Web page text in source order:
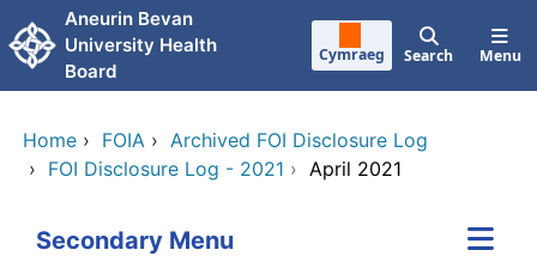
Skip to main content
Aneurin Bevan
University Health
Board
Cymraeg Search Menu
Home › FOIA › Archived FOI Disclosure Log
› FOI Disclosure Log - 2021 › April 2021
Secondary Menu